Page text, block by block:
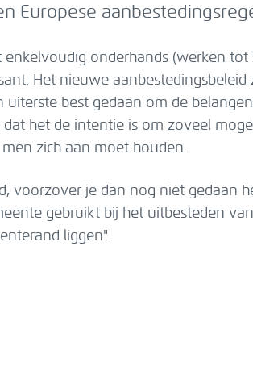
Europese
enkelvoudig onderhands (werken
Het nieuwe
best gedaan om de
het de intentie is om zoveel
zich aan moet houden.
voorzover je dan nog niet gedaan
gebruikt bij het uitbesteden
liggen".